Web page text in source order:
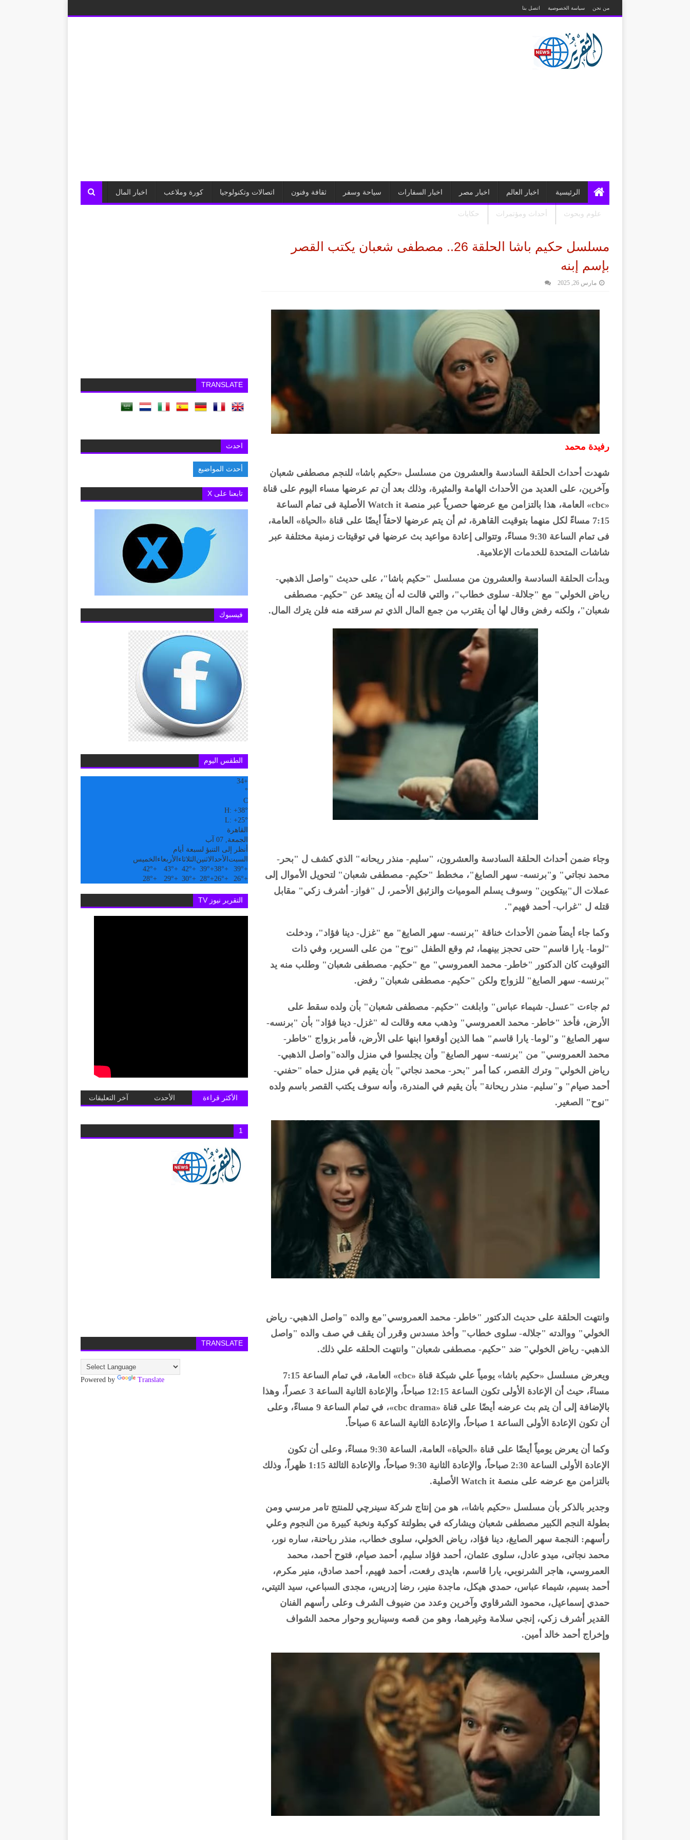
من نحن سياسة الخصوصية اتصل بنا
الرئيسية اخبار العالم اخبار مصر اخبار السفارات سياحة وسفر ثقافة وفنون اتصالات وتكنولوجيا كورة وملاعب اخبار المال
علوم وبحوث أحداث ومؤتمرات حكايات
مسلسل حكيم باشا الحلقة 26.. مصطفى شعبان يكتب القصر
بإسم إبنه
مارس 26, 2025
رفيدة محمد
شهدت أحداث الحلقة السادسة والعشرون من مسلسل «حكيم باشا» للنجم مصطفى شعبان
وآخرين، على العديد من الأحداث الهامة والمثيرة، وذلك بعد أن تم عرضها مساء اليوم على قناة
«cbc» العامة، هذا بالتزامن مع عرضها حصرياً عبر منصة Watch it الأصلية فى تمام الساعة
7:15 مساءً لكل منهما بتوقيت القاهرة، ثم أن يتم عرضها لاحقاً أيضًا على قناة «الحياة» العامة،
فى تمام الساعة 9:30 مساءً، وتتوالى إعادة مواعيد بث عرضها في توقيتات زمنية مختلفة عبر
شاشات المتحدة للخدمات الإعلامية.
وبدأت الحلقة السادسة والعشرون من مسلسل "حكيم باشا"، على حديث "واصل الذهبي-
رياض الخولي" مع "جلالة- سلوى خطاب"، والتي قالت له أن يبتعد عن "حكيم- مصطفى
شعبان"، ولكنه رفض وقال لها أن يقترب من جمع المال الذي تم سرقته منه فلن يترك المال.
وجاء ضمن أحداث الحلقة السادسة والعشرون، "سليم- منذر ريحانه" الذي كشف ل "بحر-
محمد نجاتي" و"برنسه- سهر الصايغ"، مخطط "حكيم- مصطفى شعبان" لتحويل الأموال إلى
عملات ال"بيتكوين" وسوف يسلم الموميات والزئبق الأحمر، ل "فواز- أشرف زكي" مقابل
قتله ل "غراب- أحمد فهيم".
وكما جاء أيضاً ضمن الأحداث خناقة "برنسه- سهر الصايغ" مع "غزل- دينا فؤاد"، ودخلت
"لوما- يارا قاسم" حتى تحجز بينهما، ثم وقع الطفل "نوح" من على السرير، وفي ذات
التوقيت كان الدكتور "خاطر- محمد العمروسي" مع "حكيم- مصطفى شعبان" وطلب منه يد
"برنسه- سهر الصايغ" للزواج ولكن "حكيم- مصطفى شعبان" رفض.
ثم جاءت "عسل- شيماء عباس" وابلغت "حكيم- مصطفى شعبان" بأن ولده سقط على
الأرض، فأخذ "خاطر- محمد العمروسي" وذهب معه وقالت له "غزل- دينا فؤاد" بأن "برنسه-
سهر الصايغ" و"لوما- يارا قاسم" هما الذين أوقعوا ابنها على الأرض، فأمر بزواج "خاطر-
محمد العمروسي" من "برنسه- سهر الصايغ" وأن يجلسوا في منزل والده"واصل الذهبي-
رياض الخولي" وترك القصر، كما أمر "بحر- محمد نجاتي" بأن يقيم في منزل حماه "حفني-
أحمد صيام" و"سليم- منذر ريحانة" بأن يقيم في المندرة، وأنه سوف يكتب القصر باسم ولده
"نوح" الصغير.
وانتهت الحلقة على حديث الدكتور "خاطر- محمد العمروسي"مع والده "واصل الذهبي- رياض
الخولي" ووالدته "جلاله- سلوى خطاب" وأخذ مسدس وقرر أن يقف في صف والده "واصل
الذهبي- رياض الخولي" ضد "حكيم- مصطفى شعبان" وانتهت الحلقه علي ذلك.
ويعرض مسلسل «حكيم باشا» يومياً علي شبكة قناة «cbc» العامة، في تمام الساعة 7:15
مساءً، حيث أن الإعادة الأولى تكون الساعة 12:15 صباحاً، والإعادة الثانية الساعة 3 عصراً، وهذا
بالإضافة إلى أن يتم بث عرضه أيضًا على قناة «cbc drama»، في تمام الساعة 9 مساءً، وعلى
أن تكون الإعادة الأولى الساعة 1 صباحاً، والإعادة الثانية الساعة 6 صباحاً.
وكما أن يعرض يومياً أيضًا على قناة «الحياة» العامة، الساعة 9:30 مساءً، وعلى أن تكون
الإعادة الأولى الساعة 2:30 صباحاً، والإعادة الثانية 9:30 صباحاً، والإعادة الثالثة 1:15 ظهراً، وذلك
بالتزامن مع عرضه على منصة Watch it الأصلية.
وجدير بالذكر بأن مسلسل «حكيم باشا»، هو من إنتاج شركة سينرچي للمنتج تامر مرسي ومن
بطولة النجم الكبير مصطفى شعبان ويشاركه في بطولتة كوكبة ونخبة كبيرة من النجوم وعلي
رأسهم: النجمة سهر الصايغ، دينا فؤاد، رياض الخولي، سلوى خطاب، منذر رياحنة، ساره نور،
محمد نجاتى، ميدو عادل، سلوى عثمان، أحمد فؤاد سليم، أحمد صيام، فتوح أحمد، محمد
العمروسي، هاجر الشرنوبي، يارا قاسم، هايدى رفعت، أحمد فهيم، أحمد صادق، منير مكرم،
أحمد بسيم، شيماء عباس، حمدي هيكل، ماجدة منير، رضا إدريس، مجدى السباعي، سيد التيتي،
حمدي إسماعيل، محمود الشرقاوي وآخرين وعدد من ضيوف الشرف وعلى رأسهم الفنان
القدير أشرف زكي، إنجي سلامة وغيرهما، وهو من قصه وسيناريو وحوار محمد الشواف
وإخراج أحمد خالد أمين.
TRANSLATE
احدث
أحدث المواضيع
تابعنا على X
فيسبوك
الطقس اليوم
+
34
°
C
H: +38°
L: +25°
القاهرة
الجمعة, 07 آب
أنظر إلى التنبؤ لسبعة أيام
السبت الأحد الاثنين الثلاثاء الأربعاء الخميس
+
39°
+
38°
+
39°
+
42°
+
43°
+
42°
+
26°
+
26°
+
28°
+
30°
+
29°
+
28°
التقرير نيوز TV
الأكثر قراءة الأحدث آخر التعليقات
1
TRANSLATE
Powered by Translate